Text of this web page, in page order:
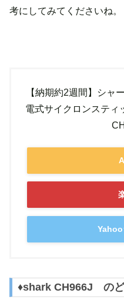
考にしてみてくださいね。
【納期約2週間】シャ
電式サイクロンスティ
Yahoo
♦︎shark CH966J のど